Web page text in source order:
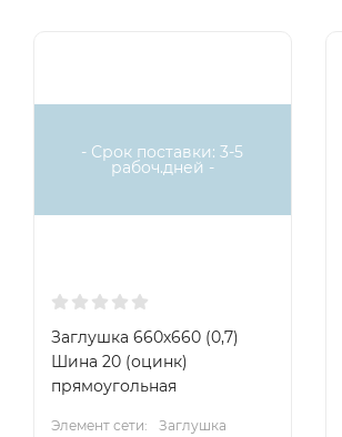
- Срок поставки: 3-5
рабоч.дней -
Заглушка 660х660 (0,7)
Шина 20 (оцинк)
прямоугольная
Элемент сети:
Заглушка